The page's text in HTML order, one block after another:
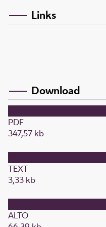
Links
Download
PDF
347,57 kb
TEXT
3,33 kb
ALTO